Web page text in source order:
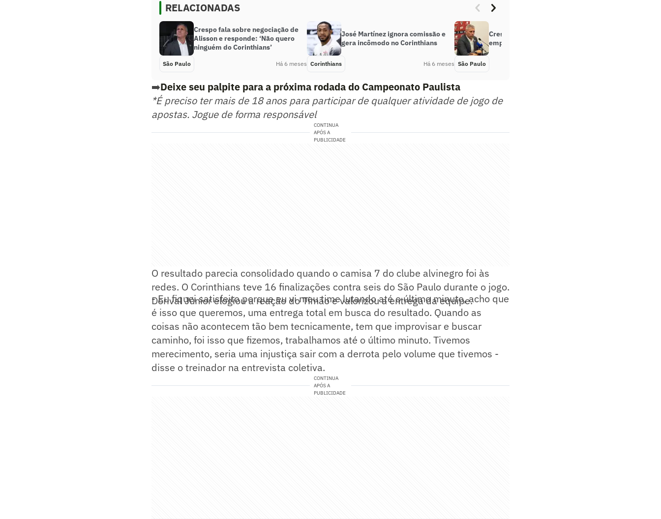
RELACIONADAS
Crespo fala sobre negociação de
Alisson e responde: ‘Não quero
ninguém do Corinthians’
São Paulo Há 6 meses
José Martínez ignora comissão e
gera incômodo no Corinthians
Corinthians Há 6 meses
Crespo abre o jogo e é direto após
empate com o Corinthians: ‘Raiva’
São Paulo
➡️Deixe seu palpite para a próxima rodada do Campeonato Paulista
*É preciso ter mais de 18 anos para participar de qualquer atividade de jogo de
apostas. Jogue de forma responsável
CONTINUA
APÓS A
PUBLICIDADE
O resultado parecia consolidado quando o camisa 7 do clube alvinegro foi às
redes. O Corinthians teve 16 finalizações contra seis do São Paulo durante o jogo.
Dorival Júnior elogiou a reação do Timão e valorizou a entrega da equipe.
- Eu fiquei satisfeito porque eu vi meu time lutando até o último minuto, acho que
é isso que queremos, uma entrega total em busca do resultado. Quando as
coisas não acontecem tão bem tecnicamente, tem que improvisar e buscar
caminho, foi isso que fizemos, trabalhamos até o último minuto. Tivemos
merecimento, seria uma injustiça sair com a derrota pelo volume que tivemos -
disse o treinador na entrevista coletiva.
CONTINUA
APÓS A
PUBLICIDADE